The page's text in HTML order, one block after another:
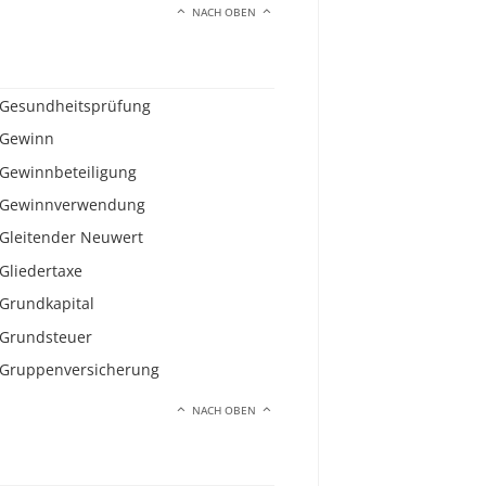
NACH OBEN
Gesundheitsprüfung
Gewinn
Gewinnbeteiligung
Gewinnverwendung
Gleitender Neuwert
Gliedertaxe
Grundkapital
Grundsteuer
Gruppenversicherung
NACH OBEN